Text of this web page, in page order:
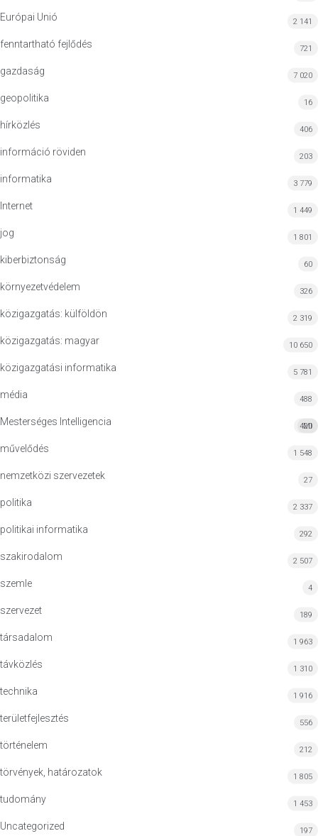
Európai Unió 2 141
fenntartható fejlődés 721
gazdaság 7 020
geopolitika 16
hírközlés 406
információ röviden 203
informatika 3 779
Internet 1 449
jog 1 801
kiberbiztonság 60
környezetvédelem 326
közigazgatás: külföldön 2 319
közigazgatás: magyar 10 650
közigazgatási informatika 5 781
média 488
Mesterséges Intelligencia MI
420
művelődés 1 548
nemzetközi szervezetek 27
politika 2 337
politikai informatika 292
szakirodalom 2 507
szemle 4
szervezet 189
társadalom 1 963
távközlés 1 310
technika 1 916
területfejlesztés 556
történelem 212
törvények, határozatok 1 805
tudomány 1 453
Uncategorized 197